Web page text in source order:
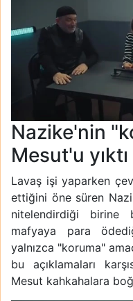
Nazike'nin
Mesut'u yıktı
Lavaş işi yaparken
ettiğini öne süren
nitelendirdiği birine
mafyaya para
yalnızca "koruma"
bu açıklamaları
Mesut kahkahalara